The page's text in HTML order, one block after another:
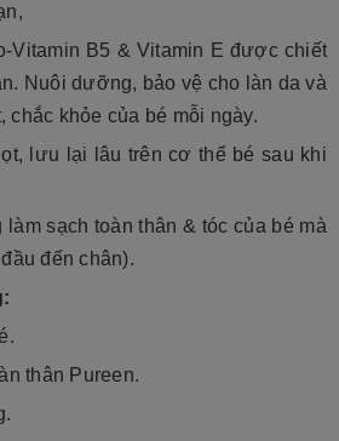
Vitamin B5 & Vitamin E được chiết
Nuôi dưỡng, bảo vệ cho làn da và
chắc khỏe của bé mỗi ngày.
lưu lại lâu trên cơ thể bé sau khi
sạch toàn thân & tóc của bé mà
đến chân).
thân Pureen.